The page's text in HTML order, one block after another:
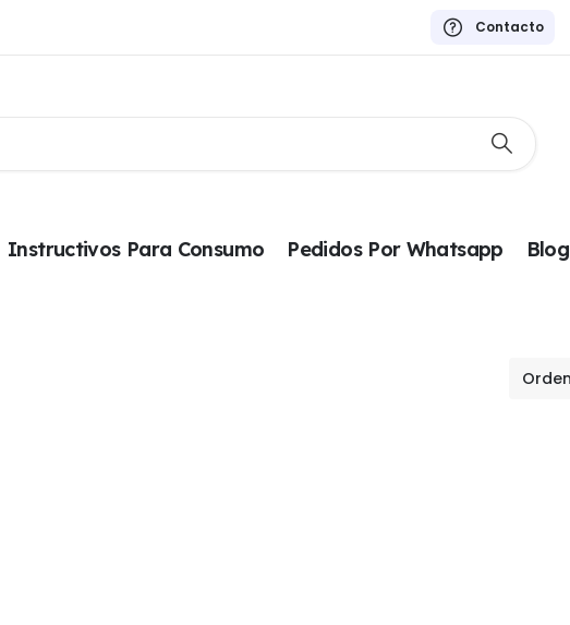
Contacto
Instructivos Para Consumo Pedidos Por Whatsapp Blog